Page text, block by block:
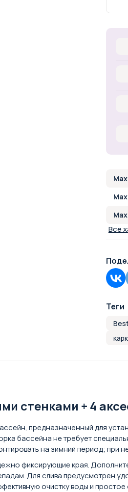
Все
Теги
стенками + 4
предназначенный для
бассейна не требует
на зимний период;
фиксирующие края.
Для слива предусмотрен
очистку воды и